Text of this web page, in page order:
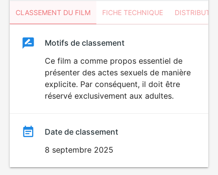
CLASSEMENT DU FILM FICHE TECHNIQUE
ClassementClassement
SEXUALITÉ
EXPLICITE
Motifs de classement
Ce film a comme propos essentiel de
présenter des actes sexuels de manière
explicite. Par conséquent, il doit être
réservé exclusivement aux adultes.
Date de classement
8 septembre 2025